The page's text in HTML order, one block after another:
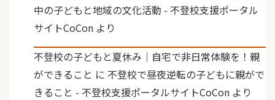
中の子どもと地域の文化活動 - 不登校支援ポータル
サイトCoCon より
不登校の子どもと夏休み｜自宅で非日常体験を！親
ができること に 不登校で昼夜逆転の子どもに親がで
きること - 不登校支援ポータルサイトCoCon より